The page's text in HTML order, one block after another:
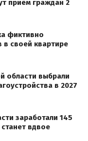
приём граждан 2
фиктивно
в своей квартире
области выбрали
в 2027
заработали 145
вдвое